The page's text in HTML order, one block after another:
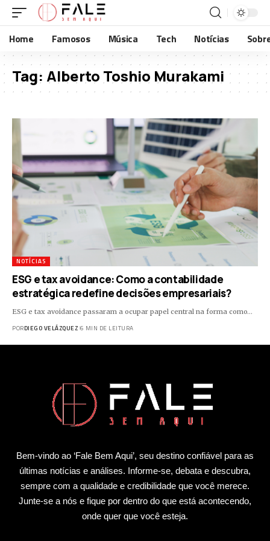
Home Famosos Música Tech Notícias
Tag: Alberto Toshio Murakami
NOTÍCIAS
ESG e tax avoidance: Como a contabilidade
estratégica redefine decisões empresariais?
ESG e tax avoidance passaram a ocupar papel central na forma como…
PORDIEGO VELÁZQUEZ 6 MIN DE LEITURA
Bem-vindo ao ‘Fale Bem Aqui’, seu destino confiável para as
últimas notícias e análises. Informe-se, debata e descubra,
sempre com a qualidade e credibilidade que você merece.
Junte-se a nós e fique por dentro do que está acontecendo,
onde quer que você esteja.